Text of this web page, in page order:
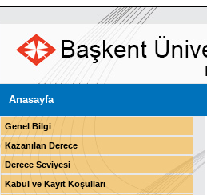
Anasayfa
Genel Bilgi
Kazanılan Derece
Derece Seviyesi
Kabul ve Kayıt Koşulları